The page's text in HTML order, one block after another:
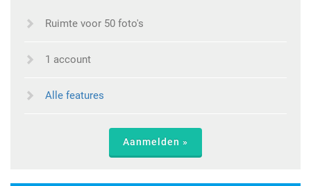
Ruimte voor 50 foto's
1 account
Alle features
Aanmelden »